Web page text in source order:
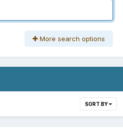
More search options
SORT BY